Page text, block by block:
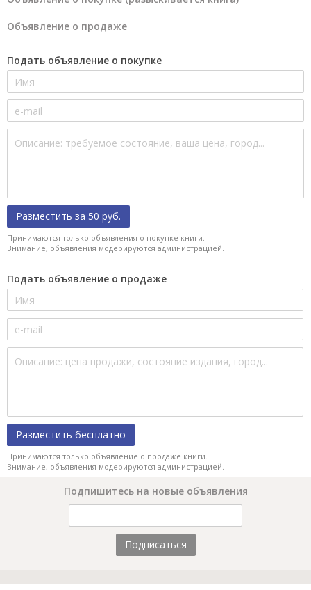
Объявление о продаже
Подать объявление о покупке
Разместить за 50 руб.
Принимаются только объявления о покупке книги.
Внимание, объявления модерируются администрацией.
Подать объявление о продаже
Разместить бесплатно
Принимаются только объявление о продаже книги.
Внимание, объявления модерируются администрацией.
Подпишитесь на новые объявления
Подписаться